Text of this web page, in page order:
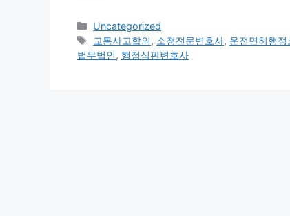
Categories
Uncategorized
Tags
교통사고합의, 소청전문변호사, 운전면허행정
법무법인, 행정심판변호사